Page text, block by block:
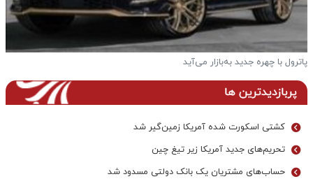
پاترول با چهره جدید به‌بازار می‌آید
پربازدیدترین ها
کشتی اسکورت شده آمریکا زمین‌گیر شد
تحریم‌های جدید آمریکا زیر تیغ چین
حساب‌های مشتریان یک بانک‌ دولتی مسدود شد